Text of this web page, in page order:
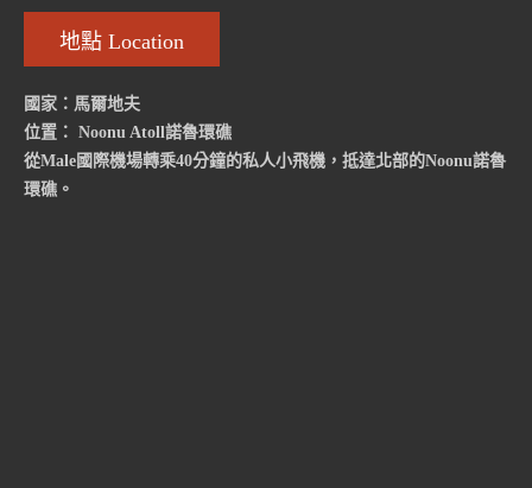
地點 Location
國家：馬爾地夫
位置： Noonu Atoll諾魯環礁
從Male國際機場轉乘40分鐘的私人小飛機，抵達北部的Noonu諾魯
環礁。